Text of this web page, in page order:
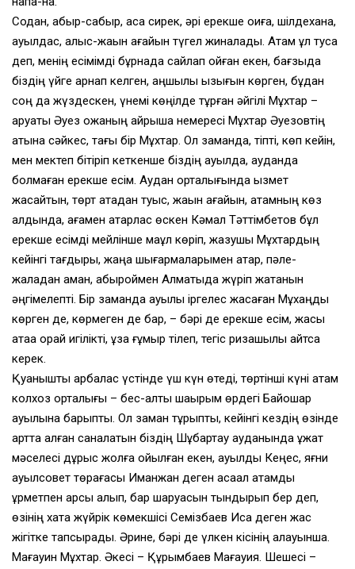
Содан, абыр-сабыр, аса сирек, әрі ерекше оқиға, шілдехана,
ауылдас, алыс-жақын ағайын түгел жиналады. Атам ұл туса
деп, менің есімімді бұрнада сайлап қойған екен, бағзыда
біздің үйге арнап келген, аңшылық қызығын көрген, бұдан
соң да жүздескен, үнемі көңілде тұрған әйгілі Мұхтар –
аруақты Әуез қожаның айрықша немересі Мұхтар Әуезовтің
атына сәйкес, тағы бір Мұхтар. Ол заманда, тіпті, көп кейін,
мен мектеп бітіріп кеткенше біздің ауылда, ауданда
болмаған ерекше есім. Аудан орталығында қызмет
жасайтын, төрт атадан туыс, жақын ағайын, атамның көз
алдында, ағамен қатарлас өскен Кәмал Тәттімбетов бұл
ерекше есімді мейлінше мақұл көріп, жазушы Мұхтардың
кейінгі тағдыры, жаңа шығармаларымен қатар, пәле-
жаладан аман, абыроймен Алматыда жүріп жатқанын
әңгімелепті. Бір заманда ауылы іргелес жасаған Мұхаңды
көрген де, көрмеген де бар, – бәрі де ерекше есім, жақсы
атаққа орай игілікті, ұзақ ғұмыр тілеп, тегіс ризашылық айтса
керек.
Қуанышты қарбалас үстінде үш күн өтеді, төртінші күні атам
колхоз орталығы – бес-алты шақырым өрдегі Байқошқар
ауылына барыпты. Ол заман тұрыпты, кейінгі кездің өзінде
артта қалған саналатын біздің Шұбартау ауданында құжат
мәселесі дұрыс жолға қойылған екен, ауылдық Кеңес, яғни
ауылсовет төрағасы Иманжан деген ақсақал атамды
құрметпен қарсы алып, бар шаруасын тындырып бер деп,
өзінің хатқа жүйрік көмекшісі Семізбаев Исақ деген жас
жігітке тапсырады. Әрине, бәрі де үлкен кісінің қалауынша.
Мағауин Мұхтар. Әкесі – Құрымбаев Мағауия. Шешесі –